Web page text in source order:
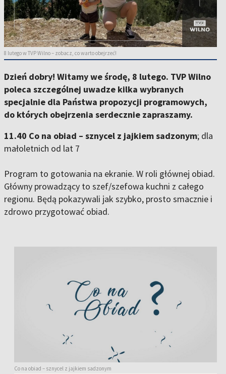
8 lutego w TVP Wilno – zobacz, co warto obejrzeć!
Dzień dobry! Witamy we środę, 8 lutego. TVP Wilno
poleca szczególnej uwadze kilka wybranych
specjalnie dla Państwa propozycji programowych,
do których obejrzenia serdecznie zapraszamy.
11.40 Co na obiad – sznycel z jajkiem sadzonym; dla
małoletnich od lat 7
Program to gotowania na ekranie. W roli głównej obiad.
Główny prowadzący to szef/szefowa kuchni z całego
regionu. Będą pokazywali jak szybko, prosto smacznie i
zdrowo przygotować obiad.
Co na obiad – sznycel z jajkiem sadzonym